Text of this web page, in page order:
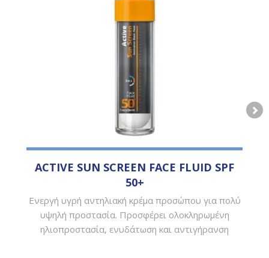
ACTIVE SUN SCREEN FACE FLUID SPF
50+
Ενεργή υγρή αντηλιακή κρέμα προσώπου για πολύ
υψηλή προστασία. Προσφέρει ολοκληρωμένη
ηλιοπροστασία, ενυδάτωση και αντιγήρανση